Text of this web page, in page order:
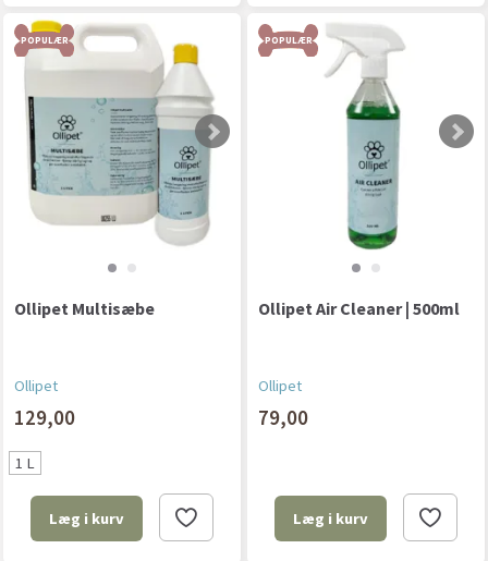
POPULÆR
Ollipet Multisæbe
Ollipet
129,00
1 L
Læg i kurv
POPULÆR
Ollipet Air Cleaner | 500ml
Ollipet
79,00
Læg i kurv